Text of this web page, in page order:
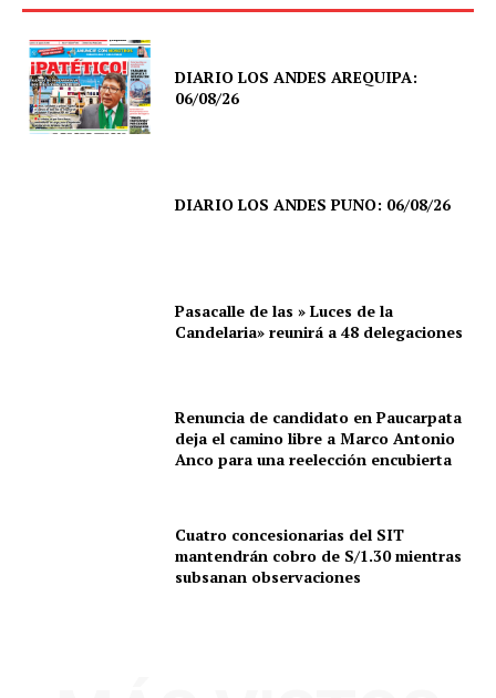
DIARIO LOS ANDES AREQUIPA:
06/08/26
DIARIO LOS ANDES PUNO: 06/08/26
Pasacalle de las » Luces de la
Candelaria» reunirá a 48 delegaciones
Renuncia de candidato en Paucarpata
deja el camino libre a Marco Antonio
Anco para una reelección encubierta
Cuatro concesionarias del SIT
mantendrán cobro de S/1.30 mientras
subsanan observaciones